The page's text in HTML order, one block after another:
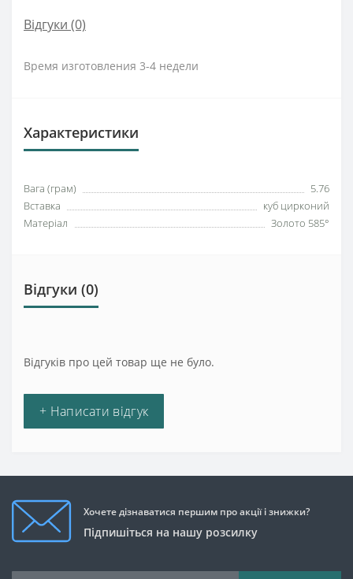
Відгуки (0)
Время изготовления 3-4 недели
Характеристики
Вага (грам)
5.76
Вставка
куб цирконий
Матеріал
Золото 585°
Відгуки (0)
Відгуків про цей товар ще не було.
+ Написати відгук
Хочете дізнаватися першим про акції і знижки?
Підпишіться на нашу розсилку